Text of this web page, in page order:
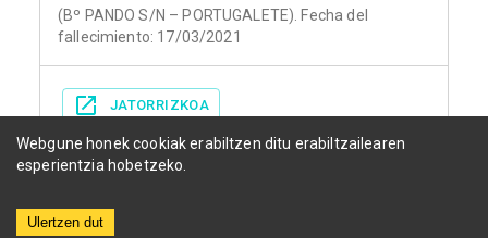
Herriak
(Bº PANDO S/N – PORTUGALETE). Fecha del
fallecimiento: 17/03/2021
JATORRIZKOA
Webgune honek cookiak erabiltzen ditu erabiltzailearen
esperientzia hobetzeko.
Ulertzen dut